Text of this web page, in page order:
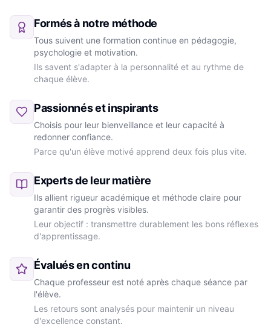
Formés à notre méthode
Tous suivent une formation continue en pédagogie,
psychologie et motivation.
Ils savent s'adapter à la personnalité et au rythme de
chaque élève.
Passionnés et inspirants
Choisis pour leur bienveillance et leur capacité à
redonner confiance.
Parce qu'un élève motivé apprend deux fois plus vite.
Experts de leur matière
Ils allient rigueur académique et méthode claire pour
garantir des progrès visibles.
Leur objectif : transmettre durablement les bons réflexes
d'apprentissage.
Évalués en continu
Chaque professeur est noté après chaque séance par
l'élève.
Les retours sont analysés pour maintenir un niveau
d'excellence constant.